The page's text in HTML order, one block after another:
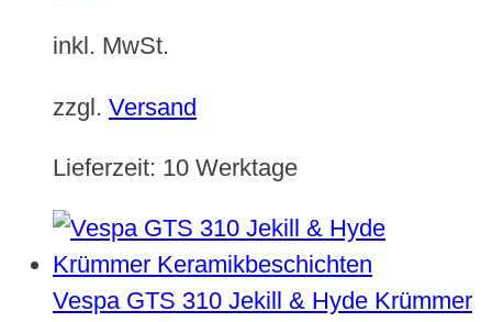
inkl. MwSt.
zzgl. Versand
Lieferzeit: 10 Werktage
Vespa GTS 310 Jekill & Hyde Krümmer